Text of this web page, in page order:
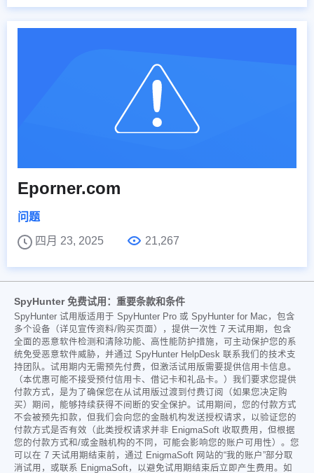
Eporner.com
问题
四月 23, 2025
21,267
SpyHunter 免费试用：重要条款和条件
SpyHunter 试用版适用于 SpyHunter Pro 或 SpyHunter for Mac，包含
多个设备（详见宣传资料/购买页面），提供一次性 7 天试用期，包含
全面的恶意软件检测和清除功能、高性能防护措施，可主动保护您的系
统免受恶意软件威胁，并通过 SpyHunter HelpDesk 联系我们的技术支
持团队。试用期内无需预先付费，但激活试用版需要提供信用卡信息。
（本优惠可能不接受预付信用卡、借记卡和礼品卡。）我们要求您提供
付款方式，是为了确保您在从试用版过渡到付费订阅（如果您决定购
买）期间，能够持续获得不间断的安全保护。试用期间，您的付款方式
不会被预先扣款，但我们会向您的金融机构发送授权请求，以验证您的
付款方式是否有效（此类授权请求并非 EnigmaSoft 收取费用，但根据
您的付款方式和/或金融机构的不同，可能会影响您的账户可用性）。您
可以在 7 天试用期结束前，通过 EnigmaSoft 网站的“我的账户”部分取
消试用，或联系 EnigmaSoft，以避免试用期结束后立即产生费用。如